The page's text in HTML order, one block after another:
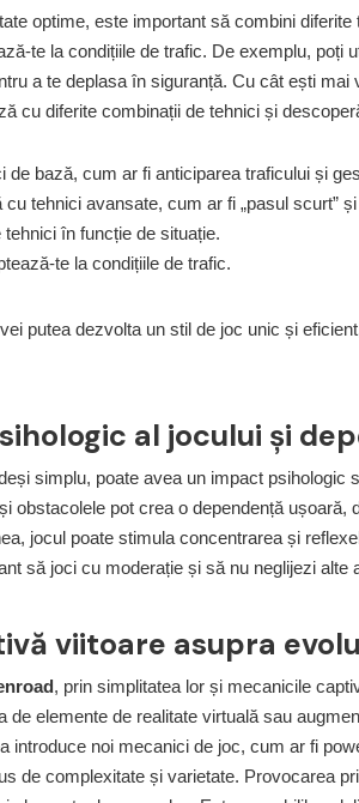
optime, este important să combini
te la condițiile de trafic. De exemplu, poți
a te deplasa în siguranță. Cu cât ești
cu diferite combinații de tehnici și
de bază, cum ar fi anticiparea traficului și
tehnici avansate, cum ar fi „pasul scurt” și
în funcție de situație.
te la condițiile de trafic.
putea dezvolta un stil de joc unic și
al jocului și
simplu, poate avea un impact psihologic
obstacolele pot crea o dependență
jocul poate stimula concentrarea și
să joci cu moderație și să nu neglijezi alte
viitoare asupra
, prin simplitatea lor și mecanicile
de elemente de realitate virtuală sau
introduce noi mecanici de joc, cum ar fi
de complexitate și varietate. Provocarea